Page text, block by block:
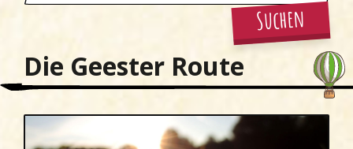
Suchen
Die Geester Route